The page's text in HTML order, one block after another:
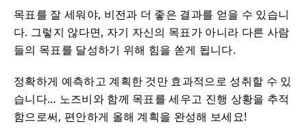
목표를 잘 세워야, 비전과 더 좋은 결과를 얻을 수 있습니
다. 그렇지 않다면, 자기 자신의 목표가 아니라 다른 사람
들의 목표를 달성하기 위해 힘을 쏟게 됩니다.
정확하게 예측하고 계획한 것만 효과적으로 성취할 수 있
습니다… 노즈비와 함께 목표를 세우고 진행 상황을 추적
함으로써, 편안하게 올해 계획을 완성해 보세요!